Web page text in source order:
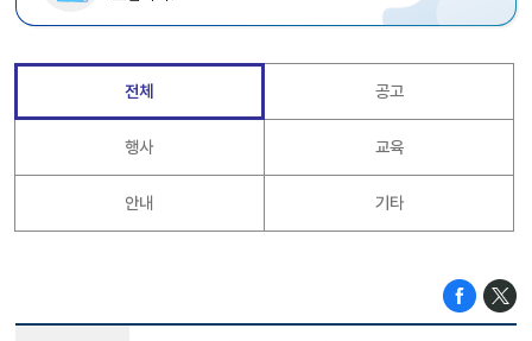
전체 공고
행사 교육
안내 기타